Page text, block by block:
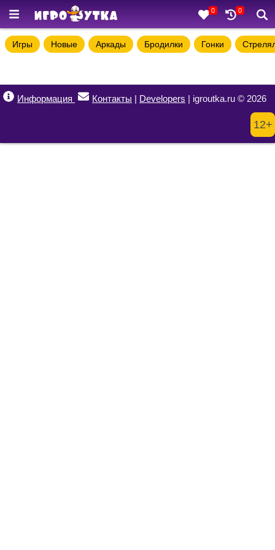
0 0
Игры Новые Аркады Бродилки Гонки
Информация Контакты | Developers | igroutka.ru © 2026
12+